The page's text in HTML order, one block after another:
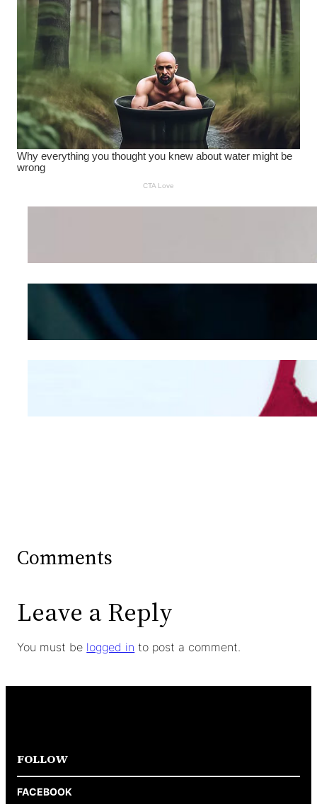
Wanita Pamer Pakaian
Kepribadian
Mengintip Kepribadian
Wanita Dari Warna Bra
Comments
Leave a Reply
You must be logged in to post a comment.
FOLLOW
FACEBOOK